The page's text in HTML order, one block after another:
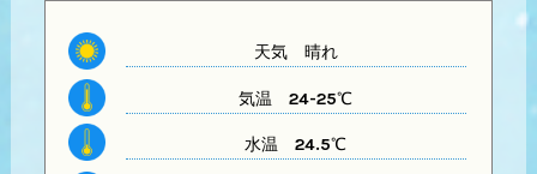
天気晴れ
気温 24-25℃
水温 24.5℃